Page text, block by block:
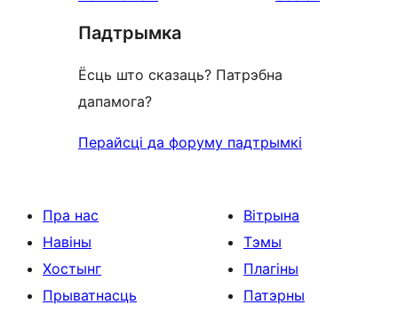
star
reviews
Падтрымка
Ёсць што сказаць? Патрэбна
дапамога?
Перайсці да форуму падтрымкі
Пра нас
Навіны
Хостынг
Прыватнасць
Вітрына
Тэмы
Плагіны
Патэрны